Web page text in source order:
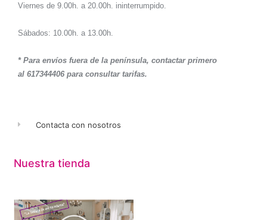
Viernes de 9.00h. a 20.00h. ininterrumpido.
Sábados: 10.00h. a 13.00h.
* Para envíos fuera de la península, contactar primero
al 617344406 para consultar tarifas.
Contacta con nosotros
Nuestra tienda